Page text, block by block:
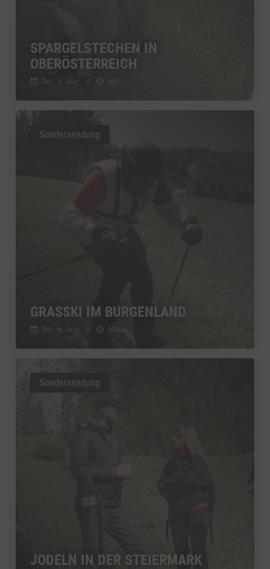
SPARGELSTECHEN IN
OBERÖSTERREICH
Do., 6. Aug. // 491
GRASSKI IM BURGENLAND
Do., 6. Aug. // 508
Sondersendung
JODELN IN DER STEIERMARK
Sondersendung